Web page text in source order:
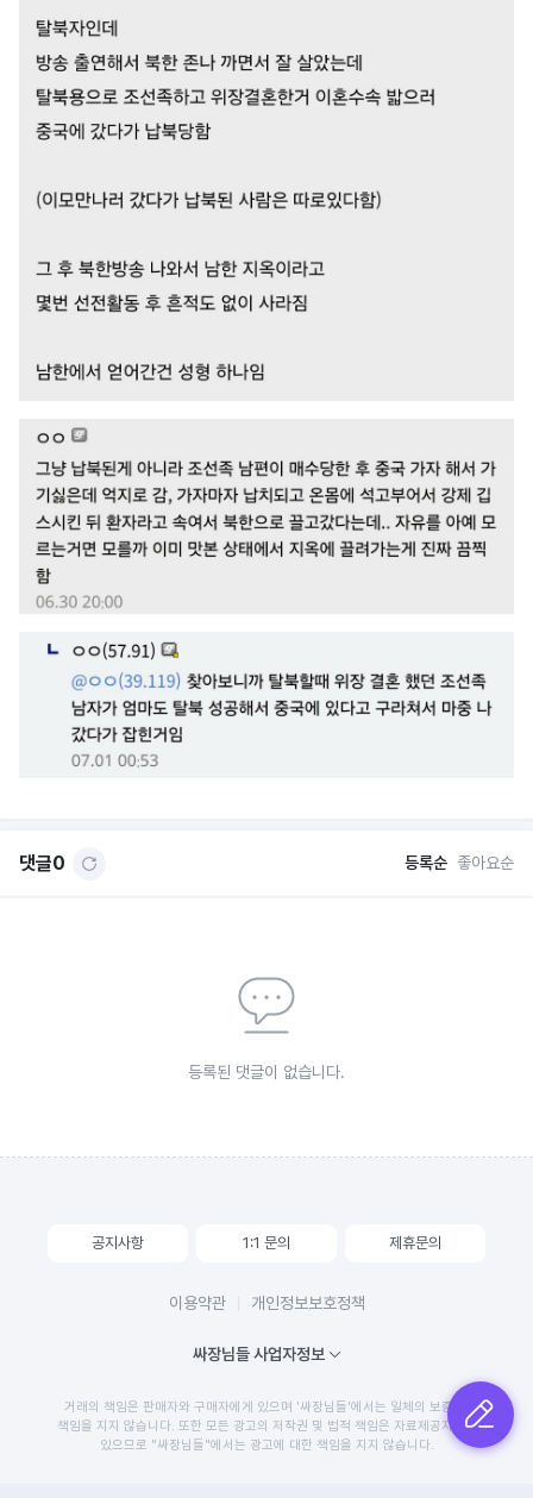
글쓰기
댓글0 등록순 좋아요순
등록된 댓글이 없습니다.
공지사항 1:1 문의 제휴문의
이용약관 개인정보보호정책
싸장님들 사업자정보
거래의 책임은 판매자와 구매자에게 있으며 '싸장님들'에서는 일체의 보증 및
책임을 지지 않습니다. 또한 모든 광고의 저작권 및 법적 책임은 자료제공자에게
있으므로 "싸장님들"에서는 광고에 대한 책임을 지지 않습니다.